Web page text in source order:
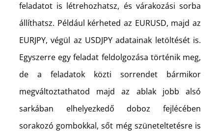
feladatot is létrehozhatsz, és várakozási sorba
állíthatsz. Például kérheted az EURUSD, majd az
EURJPY, végül az USDJPY adatainak letöltését is.
Egyszerre egy feladat feldolgozása történik meg,
de a feladatok közti sorrendet bármikor
megváltoztathatod majd az ablak jobb alsó
sarkában elhelyezkedő doboz fejlécében
sorakozó gombokkal, sőt még szüneteltetésre is